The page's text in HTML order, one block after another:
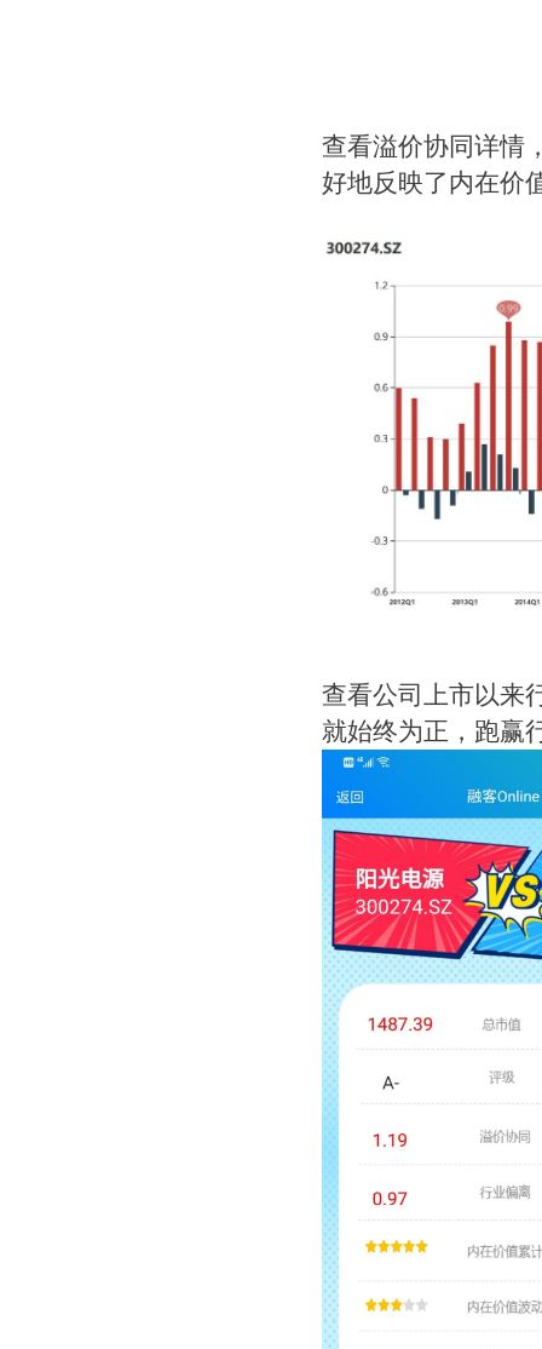
查看溢价协同详情
好地反映了内在价
查看公司上市以来
就始终为正，跑赢